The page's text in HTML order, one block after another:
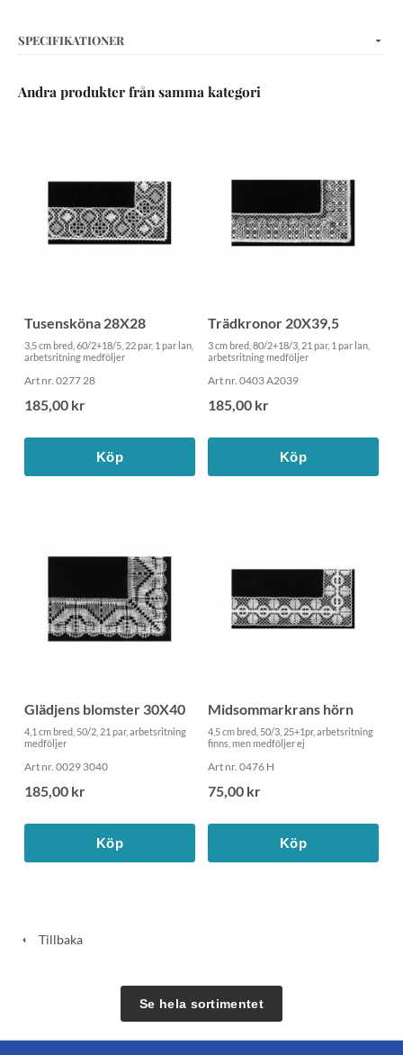
SPECIFIKATIONER
Andra produkter från samma kategori
Tusensköna 28X28
3,5 cm bred, 60/2+18/5, 22 par, 1 par lan,
arbetsritning medföljer
Art nr. 0277 28
185,00 kr
Köp
Trädkronor 20X39,5
3 cm bred, 80/2+18/3, 21 par, 1 par lan,
arbetsritning medföljer
Art nr. 0403 A2039
185,00 kr
Köp
Glädjens blomster 30X40
4,1 cm bred, 50/2, 21 par, arbetsritning
medföljer
Art nr. 0029 3040
185,00 kr
Köp
Midsommarkrans hörn
4,5 cm bred, 50/3, 25+1pr, arbetsritning
finns, men medföljer ej
Art nr. 0476 H
75,00 kr
Köp
Tillbaka
Se hela sortimentet